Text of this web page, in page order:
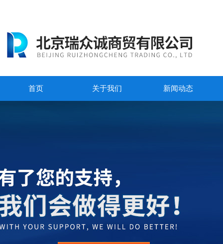
首页 关于我们 新闻动态